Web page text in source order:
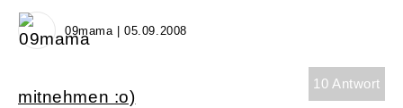
09mama | 05.09.2008
10 Antwort
mitnehmen :o)